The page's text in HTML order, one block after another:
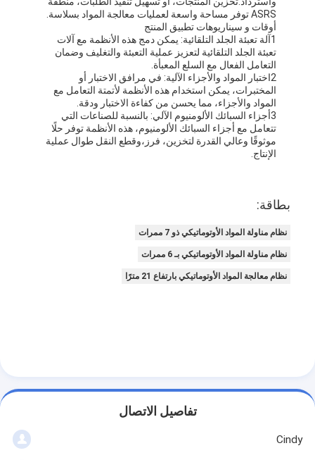
ASRS Stacker Crane
نظام الأرفف ASRS
نظام ناقل البليت
نظام ناقل الكرتون
نظام مكوك المستودعات
مركبة موجهة بالسكك الحديدية
ASRS توفر مساحة واسعة لعمليات معالجة المواد بسلاسة.
أوقات و سيناريوهات تطبيق المنتج
1آلة تعبئة الجلد التلقائية: يمكن دمج هذه الأنظمة مع آلات
تعبئة الجلد التلقائية لتعزيز عملية التعبئة والتغليف وضمان
التعامل الفعال مع السلع المعبأة.
2اختبار المواد والأجزاء الآلية: في مرافق الاختبار أو
المختبرات، يمكن استخدام هذه الأنظمة لأتمتة التعامل مع
المواد والأجزاء، مما يحسن من كفاءة الاختبار ودقة.
3أجزاء السبائك الألومنيوم الآلي: بالنسبة للصناعات التي
تتعامل مع أجزاء السبائك الألومنيوم، هذه الأنظمة توفر حلًا
موثوقًا وعالي القدرة لتخزين، فرز،وقطع النقل طوال عملية
الإنتاج.
بطاقة:
نظام مناولة المواد الأوتوماتيكي ذو 7 ممرات
نظام مناولة المواد الأوتوماتيكي بـ 6 ممرات
نظام معالجة المواد الأوتوماتيكي بارتفاع 21 مترًا
تفاصيل الاتصال
Cindy